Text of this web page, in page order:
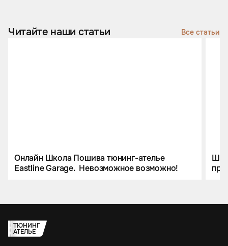
Читайте наши статьи Все статьи
Онлайн Школа Пошива тюнинг-ателье
Eastline Garage. Невозможное возможно!
ТЮНИНГ
АТЕЛЬЕ